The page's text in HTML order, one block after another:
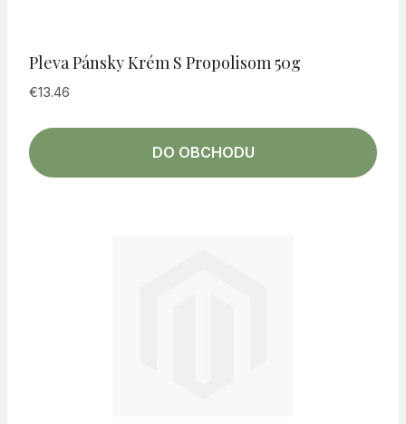
Pleva Pánsky Krém S Propolisom 50g
€13.46
DO OBCHODU